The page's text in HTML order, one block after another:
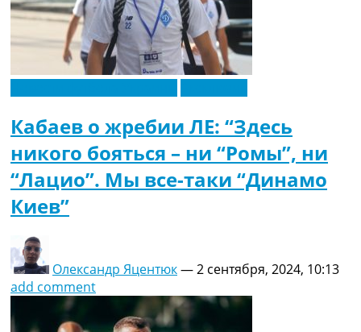
Кабаев о жребии ЛЕ: “Здесь
никого бояться – ни “Ромы”, ни
“Лацио”. Мы все-таки “Динамо
Киев”
Олександр Яцентюк—2 сентября, 2024, 10:13
add comment